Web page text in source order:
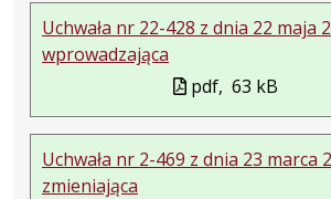
Uchwała nr 22-428 z dnia 22 maja
wprowadzająca
pdf, 63 kB
Uchwała nr 2-469 z dnia 23 marca
zmieniająca